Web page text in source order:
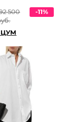
500
-11%
ЦУМ